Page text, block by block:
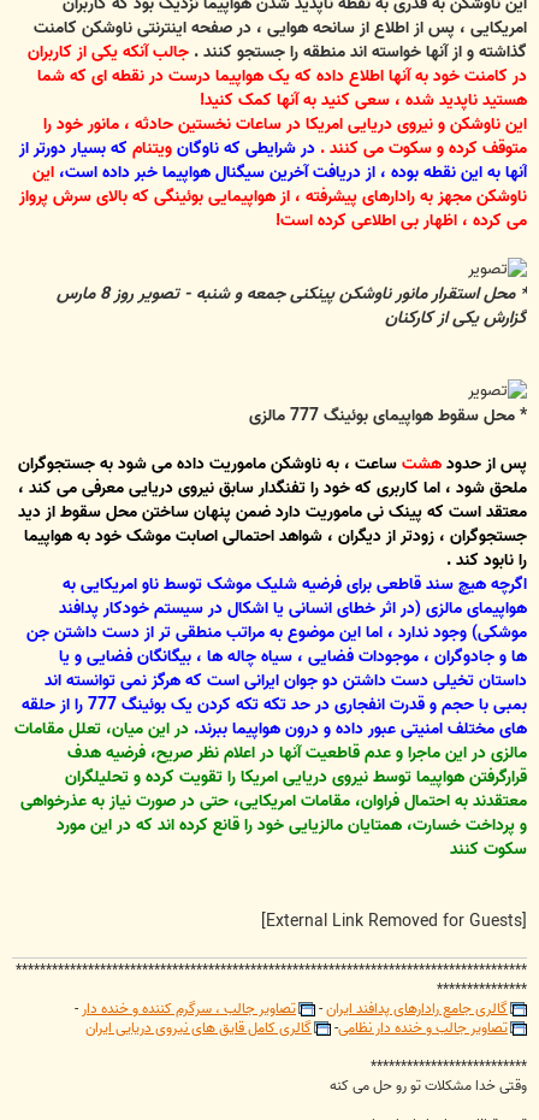
امریکایی ، پس از اطلاع از سانحه هوایی ، در صفحه اینترنتی ناوشکن کامنت
گذاشته و از آنها خواسته اند منطقه را جستجو کنند . جالب آنکه یکی از کاربران
در کامنت خود به آنها اطلاع داده که یک هواپیما درست در نقطه ای که شما
هستید ناپدید شده ، سعی کنید به آنها کمک کنید!
این ناوشکن و نیروی دریایی امریکا در ساعات نخستین حادثه ، مانور خود را
متوقف کرده و سکوت می کنند . در شرایطی که ناوگانویتنام که بسیار دورتر از
آنها به این نقطه بوده ، از دریافت آخرین سیگنال هواپیما خبر داده است، این
ناوشکن مجهز به رادارهای پیشرفته ، از هواپیمایی بوئینگی که بالای سرش پرواز
می کرده ، اظهار بی اطلاعی کرده است!
* محل استقرار مانور ناوشکن پینکنی جمعه و شنبه - تصویر روز 8 مارس
گزارش یکی از کارکنان
* محل سقوط هواپیمای بوئینگ 777 مالزی
پس از حدودهشتساعت ، به ناوشکن ماموریت داده می شود به جستجوگران
ملحق شود ، اما کاربری که خود را تفنگدار سابق نیروی دریایی معرفی می کند ،
معتقد است که پینک نی ماموریت دارد ضمن پنهان ساختن محل سقوط از دید
جستجوگران ، زودتر از دیگران ، شواهد احتمالی اصابت موشک خود به هواپیما
را نابود کند .
اگرچه هیچ سند قاطعی برای فرضیه شلیک موشک توسط ناو امریکایی به
هواپیمای مالزی (در اثر خطای انسانی یا اشکال در سیستم خودکار پدافند
موشکی) وجود ندارد ، اما این موضوع به مراتب منطقی تر از دست داشتن جن
ها و جادوگران ، موجودات فضایی ، سیاه چاله ها ، بیگانگان فضایی و یا
داستان تخیلی دست داشتن دو جوان ایرانی است که هرگز نمی توانسته اند
بمبی با حجم و قدرت انفجاری در حد تکه تکه کردن یک بوئینگ 777 را از حلقه
های مختلف امنیتی عبور داده و درون هواپیما ببرند. در این میان، تعلل مقامات
مالزی در این ماجرا و عدم قاطعیت آنها در اعلام نظر صریح، فرضیه هدف
قرارگرفتن هواپیما توسط نیروی دریایی امریکا را تقویت کرده و تحلیلگران
معتقدند به احتمال فراوان، مقامات امریکایی، حتی در صورت نیاز به عذرخواهی
و پرداخت خسارت، همتایان مالزیایی خود را قانع کرده اند که در این مورد
سکوت کنند
*************************************************************************************
***************
گالری جامع رادارهای پدافند ایران- تصاویر جالب ، سرگرم کننده و خنده دار-
تصاویر جالب و خنده دار نظامی-
گالری کامل قایق های نیروی دریایی ایران
**************************
وقتی خدا مشکلات تو رو حل می کنه